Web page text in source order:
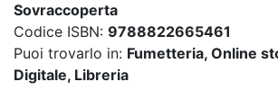
Sovraccoperta
Codice ISBN: 9788822665461
Puoi trovarlo in: Fumetteria, Online
Digitale, Libreria